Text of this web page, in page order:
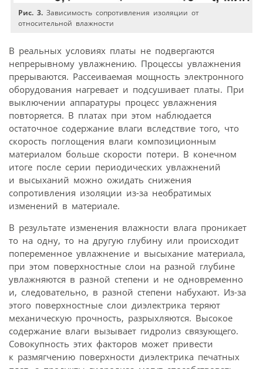
Рис. 3. Зависимость сопротивления изоляции от
относительной влажности
В реальных условиях платы не подвергаются
непрерывному увлажнению. Процессы увлажнения
прерываются. Рассеиваемая мощность электронного
оборудования нагревает и подсушивает платы. При
выключении аппаратуры процесс увлажнения
повторяется. В платах при этом наблюдается
остаточное содержание влаги вследствие того, что
скорость поглощения влаги композиционным
материалом больше скорости потери. В конечном
итоге после серии периодических увлажнений
и высыханий можно ожидать снижения
сопротивления изоляции из-за необратимых
изменений в материале.
В результате изменения влажности влага проникает
то на одну, то на другую глубину или происходит
попеременное увлажнение и высыхание материала,
при этом поверхностные слои на разной глубине
увлажняются в разной степени и не одновременно
и, следовательно, в разной степени набухают. Из-за
этого поверхностные слои диэлектрика теряют
механическую прочность, разрыхляются. Высокое
содержание влаги вызывает гидролиз связующего.
Совокупность этих факторов может привести
к размягчению поверхности диэлектрика печатных